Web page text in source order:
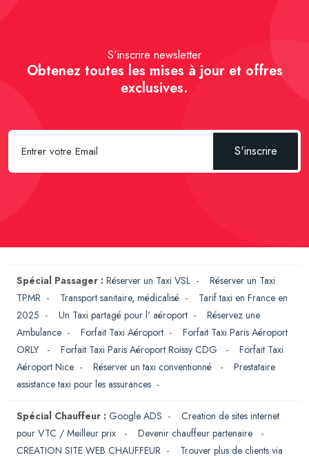
S'inscrire newsletter
Obtenez toutes les mises à jour et offres
exclusives.
S'inscrire
Spécial Passager : Réserver un Taxi VSL - Réserver un Taxi
TPMR - Transport sanitaire, médicalisé - Tarif taxi en France en
2025 - Un Taxi partagé pour l' aéroport - Réservez une
Ambulance - Forfait Taxi Aéroport - Forfait Taxi Paris Aéroport
ORLY
- Forfait Taxi Paris Aéroport Roissy CDG - Forfait Taxi
Aéroport Nice - Réserver un taxi conventionné - Prestataire
assistance taxi pour les assurances -
Spécial Chauffeur : Google ADS - Creation de sites internet
pour VTC / Meilleur prix
- Devenir chauffeur partenaire
-
CREATION SITE WEB CHAUFFEUR - Trouver plus de clients via